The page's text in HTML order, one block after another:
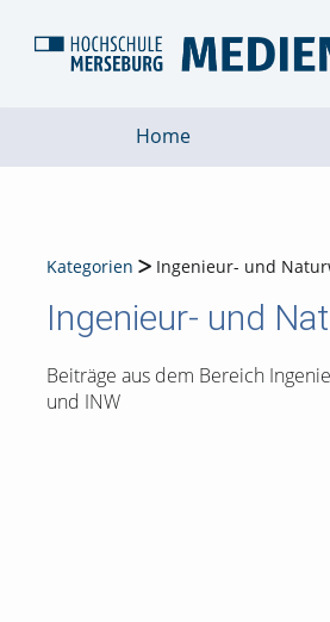
Home
Kategorien Ingenieur- und
Ingenieur- und
Beiträge aus dem Bereich
und INW